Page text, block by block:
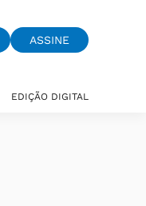
ASSINE
EDIÇÃO DIGITAL